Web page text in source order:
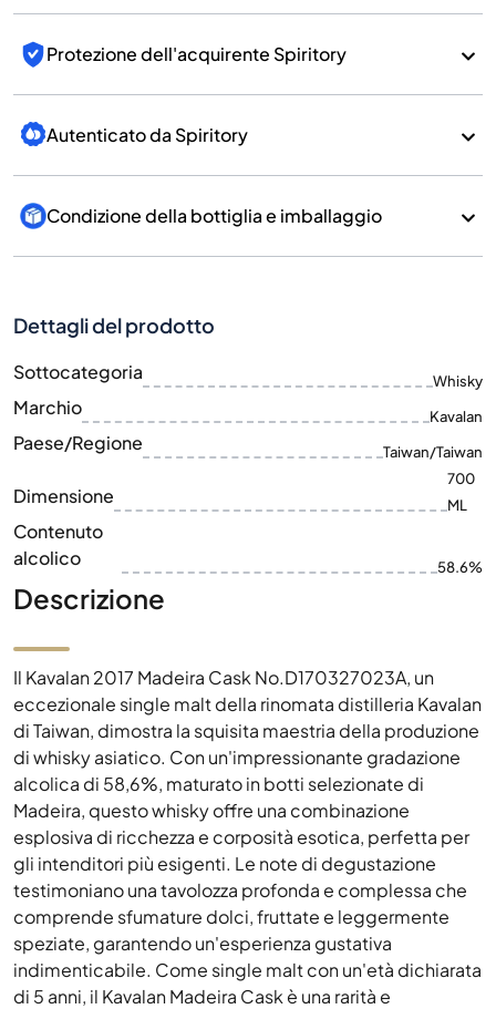
Protezione dell'acquirente Spiritory
Autenticato da Spiritory
Condizione della bottiglia e imballaggio
Dettagli del prodotto
Sottocategoria Whisky
Marchio Kavalan
Paese/Regione Taiwan/Taiwan
Dimensione
700
ML
Contenuto
alcolico
58.6%
Descrizione
Il Kavalan 2017 Madeira Cask No.D170327023A, un
eccezionale single malt della rinomata distilleria Kavalan
di Taiwan, dimostra la squisita maestria della produzione
di whisky asiatico. Con un'impressionante gradazione
alcolica di 58,6%, maturato in botti selezionate di
Madeira, questo whisky offre una combinazione
esplosiva di ricchezza e corposità esotica, perfetta per
gli intenditori più esigenti. Le note di degustazione
testimoniano una tavolozza profonda e complessa che
comprende sfumature dolci, fruttate e leggermente
speziate, garantendo un'esperienza gustativa
indimenticabile. Come single malt con un'età dichiarata
di 5 anni, il Kavalan Madeira Cask è una rarità e